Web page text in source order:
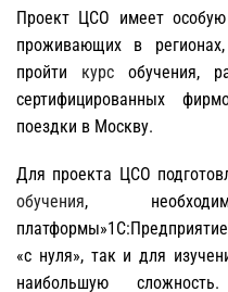
Проект ЦСО имеет особую
проживающих в
пройти курсобучения,
сертифицированных
поездки в Москву.
Для проекта ЦСО
обучения,
«с нуля», так и для
наибольшую